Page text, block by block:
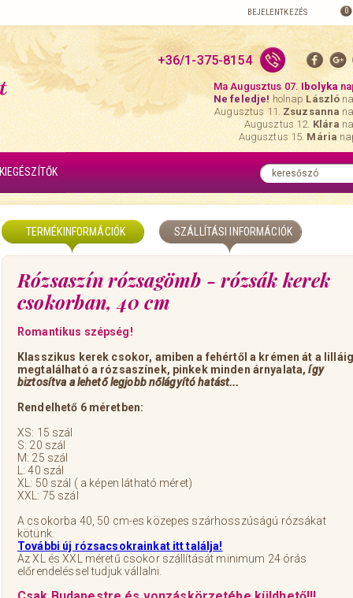
BEJELENTKEZÉS 0
+36/1-375-8154
Ma Augusztus 07.Ibolyka
Ne feledje! holnap László
Augusztus 11. Zsuzsanna
Augusztus 12.Klára
Augusztus 15.Mária
KIEGÉSZÍTŐK
TERMÉKINFORMÁCIÓK SZÁLLÍTÁSI INFORMÁCIÓK
Rózsaszín rózsagömb - rózsák kerek
csokorban, 40 cm
Romantikus szépség!
Klasszikus kerek csokor, amiben a fehértől a krémen át a lilláig
megtalálható a rózsaszínek, pinkek minden árnyalata,így
biztosítva a lehető legjobb nőlágyító hatást...
Rendelhető 6 méretben:
XS: 15 szál
S: 20 szál
M: 25 szál
L: 40 szál
XL: 50 szál ( a képen látható méret)
XXL: 75 szál
A csokorba 40, 50 cm-es közepes szárhosszúságú rózsákat
kötünk.
További új rózsacsokrainkat itt találja!
Az XL és XXL méretű csokor szállítását minimum 24 órás
előrendeléssel tudjuk vállalni.